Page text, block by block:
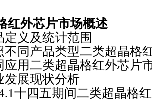
红外芯片市场概述
义及统计范围
同产品类型二类超晶格
用二类超晶格红外芯片
展现状分析
五期间二类超晶格红